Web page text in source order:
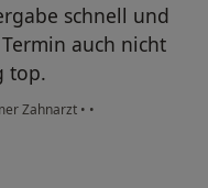
schnell und
auch nicht
top.
Zahnarzt • •